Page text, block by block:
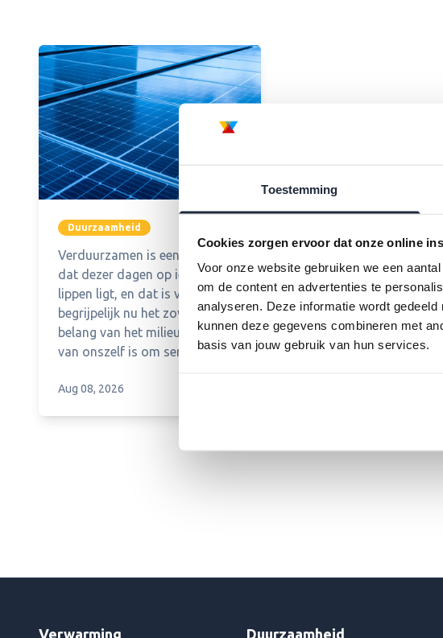
Toestemming
Cookies zorgen ervoor dat onze online
Voor onze website gebruiken we een
om de content en advertenties te
analyseren. Deze informatie wordt
kunnen deze gegevens combineren met
basis van jouw gebruik van hun services.
Duurzaamheid
Verduurzamen is een woord
dat dezer dagen op ieders
lippen ligt, en dat is volkomen
begrijpelijk nu het zowel in het
belang van het milieu als dat
van onszelf is om serieus met
Maar hoe doe je dat?
Aug 08, 2026
Verwarming Duurzaamheid